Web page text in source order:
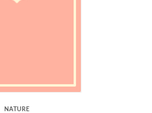
NATURE